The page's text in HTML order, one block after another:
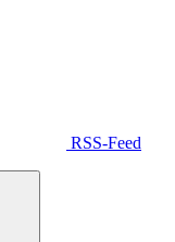
RSS-Feed